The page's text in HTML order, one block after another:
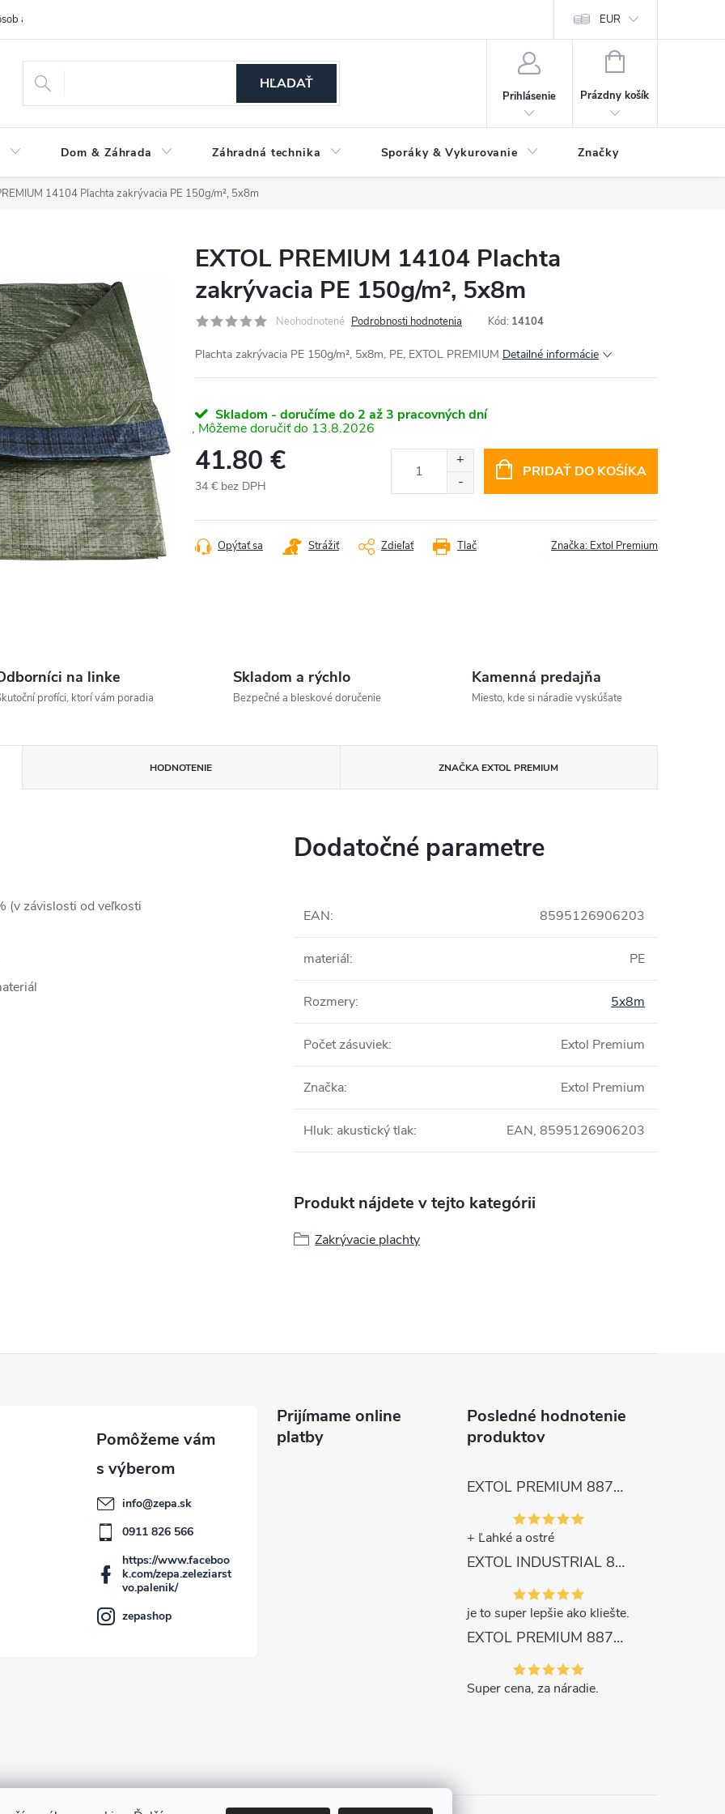
a cena dopravy Reklamačný formulár
EUR
HĽADAŤ
Prihlásenie
NÁKUPNÝ
Prázdny košík
Dom & Záhrada Záhradná technika Sporáky & Vykurovanie Značky
14104 Plachta zakrývacia PE 150g/m², 5x8m
EXTOL PREMIUM 14104 Plachta
zakrývacia PE 150g/m², 5x8m
Neohodnotené Podrobnosti hodnotenia Kód: 14104
Plachta zakrývacia PE 150g/m², 5x8m, PE, EXTOL PREMIUM Detailné informácie
Skladom - doručíme do 2 až 3 pracovných dní
13.8.2026
41.80 €
34 € bez DPH
cena:
PRIDAŤ DO KOŠÍKA
Tlač
Opýtať sa Strážiť Zdieľať Značka: Extol Premium
na linke
profíci, ktorí vám poradia
Skladom a rýchlo
Bezpečné a bleskové doručenie
Kamenná predajňa
Miesto, kde si náradie vyskúšate
HODNOTENIE ZNAČKA EXTOL PREMIUM
(v závislosti od veľkosti
Dodatočné parametre
EAN: 8595126906203
materiál: PE
Rozmery: 5x8m
Počet zásuviek: Extol Premium
Značka: Extol Premium
Hluk: akustický tlak: EAN, 8595126906203
Produkt nájdete v tejto kategórii
Zakrývacie plachty
info@zepa.sk
0911 826 566
https://www.faceboo
k.com/zepa.zeleziarst
vo.palenik/
zepashop
Prijímame online
platby
Posledné hodnotenie
produktov
EXTOL PREMIUM 8872105 Nožnice záhradnícke dlhé úzke, 200mm, max. prestrih Ø6mm
+ Ľahké a ostré
EXTOL INDUSTRIAL 8791861 Viazač armatúr aku Share20V, bez aku, drôt 0,8mm, oko 8-34mm, bezuhlíkový motor
je to super lepšie ako kliešte.
EXTOL PREMIUM 8871287 Sekera štiepacia 3500g, nylónová násada 910mm
Super cena, za náradie.